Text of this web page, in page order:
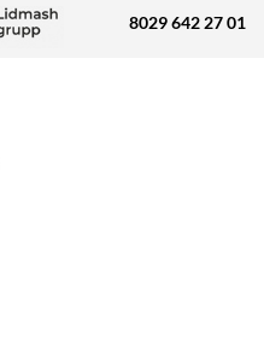
8029 642 27 01